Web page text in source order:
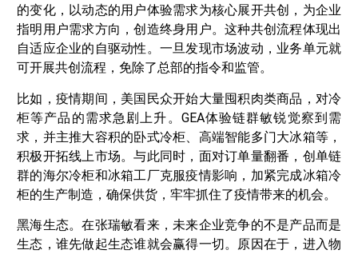
的变化，以动态的用户体验需求为核心展开共创，为企业
指明用户需求方向，创造终身用户。这种共创流程体现出
自适应企业的自驱动性。一旦发现市场波动，业务单元就
可开展共创流程，免除了总部的指令和监管。
比如，疫情期间，美国民众开始大量囤积肉类商品，对冷
柜等产品的需求急剧上升。GEA体验链群敏锐觉察到需
求，并主推大容积的卧式冷柜、高端智能多门大冰箱等，
积极开拓线上市场。与此同时，面对订单量翻番，创单链
群的海尔冷柜和冰箱工厂克服疫情影响，加紧完成冰箱冷
柜的生产制造，确保供货，牢牢抓住了疫情带来的机会。
黑海生态。在张瑞敏看来，未来企业竞争的不是产品而是
生态，谁先做起生态谁就会赢得一切。原因在于，进入物